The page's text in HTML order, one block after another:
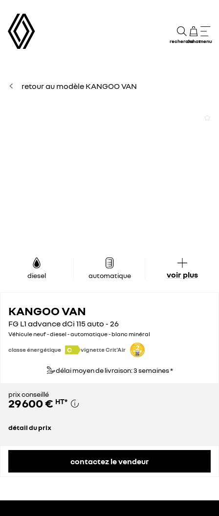
rechercheachatmenu
retour au modèle KANGOO VAN
diesel automatique voir plus
KANGOO VAN
FG L1 advance dCi 115 auto - 26
Véhicule neuf - diesel - automatique - blanc minéral
classe énergétique C vignette Crit'Air
délai moyen de livraison: 3 semaines *
prix conseillé
29 600 € HT*
détail du prix
contactez le vendeur